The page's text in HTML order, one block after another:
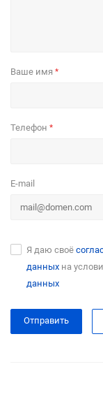
Ваше имя *
Телефон *
E-mail
Я даю своё
данных на
данных